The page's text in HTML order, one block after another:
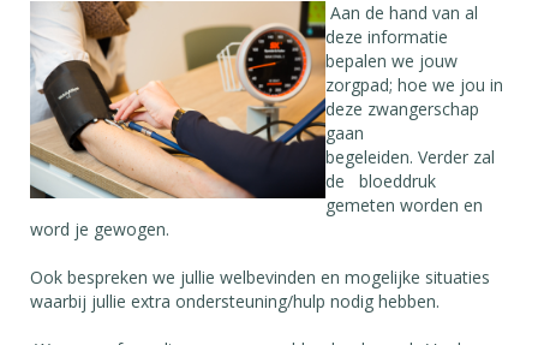
Aan de hand van al
deze informatie
bepalen we jouw
zorgpad; hoe we jou in
deze zwangerschap
gaan
begeleiden. Verder zal
de bloeddruk
gemeten worden en
word je gewogen.
Ook bespreken we jullie welbevinden en mogelijke situaties
waarbij jullie extra ondersteuning/hulp nodig hebben.